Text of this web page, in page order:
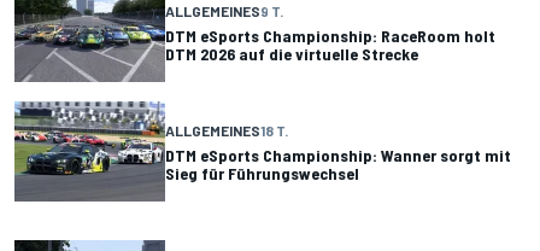
ALLGEMEINES9 T.
DTM eSports Championship: RaceRoom holt
DTM 2026 auf die virtuelle Strecke
ALLGEMEINES18 T.
DTM eSports Championship: Wanner sorgt mit
Sieg für Führungswechsel